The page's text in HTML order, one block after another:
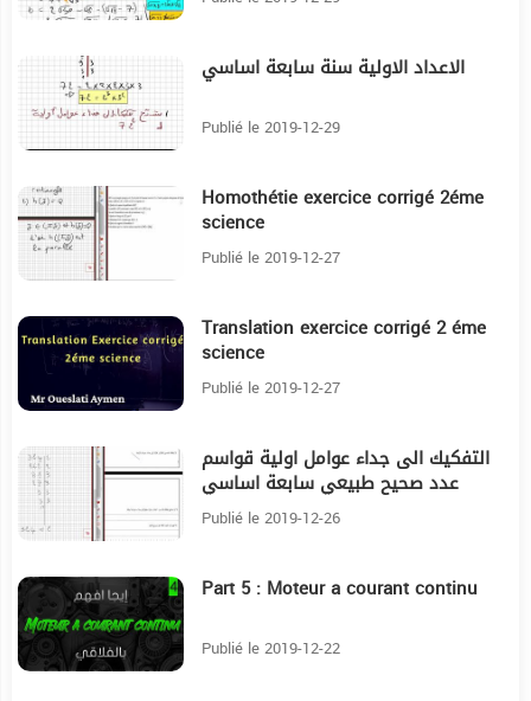
الاعداد الاولية سنة سابعة اساسي
Publié le 2019-12-29
13:8 Homothétie exercice corrigé 2éme
science
Publié le 2019-12-27
15:38 Translation exercice corrigé 2 éme
science
Publié le 2019-12-27
10:5 التفكيك الى جداء عوامل اولية قواسم
عدد صحيح طبيعي سابعة اساسي
Publié le 2019-12-26
7:25 Part 5 : Moteur a courant continu
Publié le 2019-12-22